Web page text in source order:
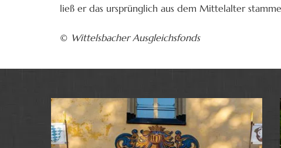
ließ er das ursprünglich aus dem Mittelalter
© Wittelsbacher Ausgleichsfonds